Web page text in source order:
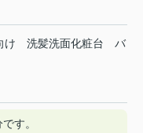
け 洗髪洗面化粧台
バ
す。